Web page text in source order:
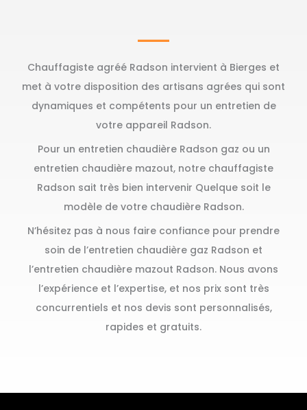
Chauffagiste agréé Radson intervient à Bierges et
met à votre disposition des artisans agrées qui sont
dynamiques et compétents pour un entretien de
votre appareil Radson.
Pour un entretien chaudière Radson gaz ou un
entretien chaudière mazout, notre chauffagiste
Radson sait très bien intervenir Quelque soit le
modèle de votre chaudière Radson.
N’hésitez pas à nous faire confiance pour prendre
soin de l’entretien chaudière gaz Radson et
l’entretien chaudière mazout Radson. Nous avons
l’expérience et l’expertise, et nos prix sont très
concurrentiels et nos devis sont personnalisés,
rapides et gratuits.